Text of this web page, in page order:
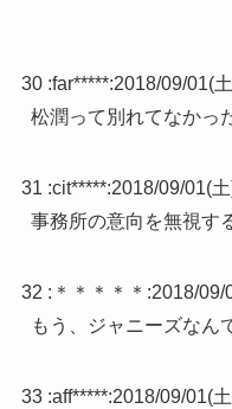
30 :far*****:2018/09/01(
松潤って別れてなかっ
31 :cit*****:2018/09/01(
事務所の意向を無視す
32 : ＊＊＊＊＊ :2018/09/
もう、ジャニーズなん
33 :aff*****:2018/09/01(